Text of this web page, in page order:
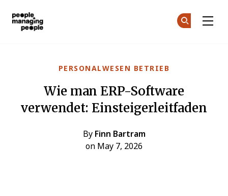
PERSONALWESEN BETRIEB
Wie man ERP-Software
verwendet: Einsteigerleitfaden
By Finn Bartram
on May 7, 2026